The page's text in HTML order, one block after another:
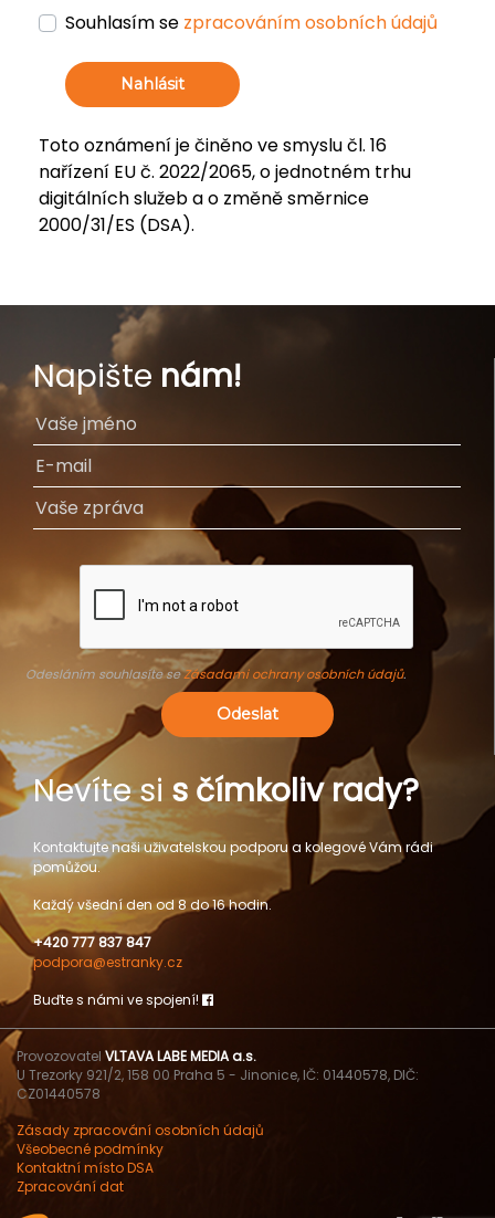
Souhlasím se zpracováním osobních údajů
Nahlásit
Toto oznámení je činěno ve smyslu čl. 16
nařízení EU č. 2022/2065, o jednotném trhu
digitálních služeb a o změně směrnice
2000/31/ES (DSA).
Napište nám!
Odesláním souhlasíte seZásadami ochrany osobních údajů.
Odeslat
Nevíte si s čímkoliv rady?
Kontaktujte naši uživatelskou podporu a kolegové Vám rádi
pomůžou.
Každý všední den od 8 do 16 hodin.
+420 777 837 847
podpora@estranky.cz
Buďte s námi ve spojení!
Provozovatel VLTAVA LABE MEDIA a.s.
U Trezorky 921/2, 158 00 Praha 5 - Jinonice, IČ: 01440578, DIČ:
CZ01440578
Zásady zpracování osobních údajů
Všeobecné podmínky
Kontaktní místo DSA
Zpracování dat